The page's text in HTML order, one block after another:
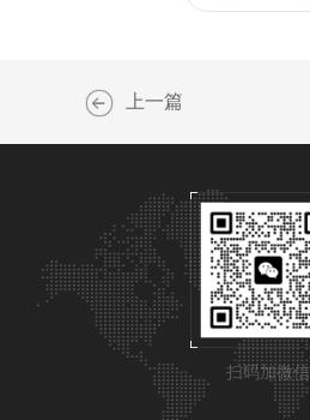
上一篇
扫码加微信